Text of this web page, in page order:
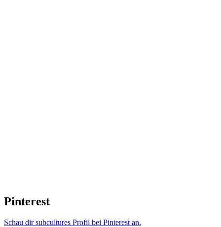
Pinterest
Schau dir subcultures Profil bei Pinterest an.